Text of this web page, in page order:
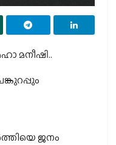
മനീഷി..
ജനം